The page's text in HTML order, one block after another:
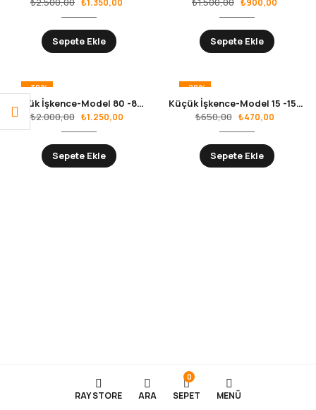
₺1.350,00
Sepete Ekle
₺900,00
Sepete Ekle
-38%
Büyük İşkence-Model 80 -800mm
₺2.000,00 ₺1.250,00
Sepete Ekle
-28%
Küçük İşkence-Model 15 -150mm
₺650,00 ₺470,00
Sepete Ekle
RAY STORE ARA
0
SEPET MENÜ